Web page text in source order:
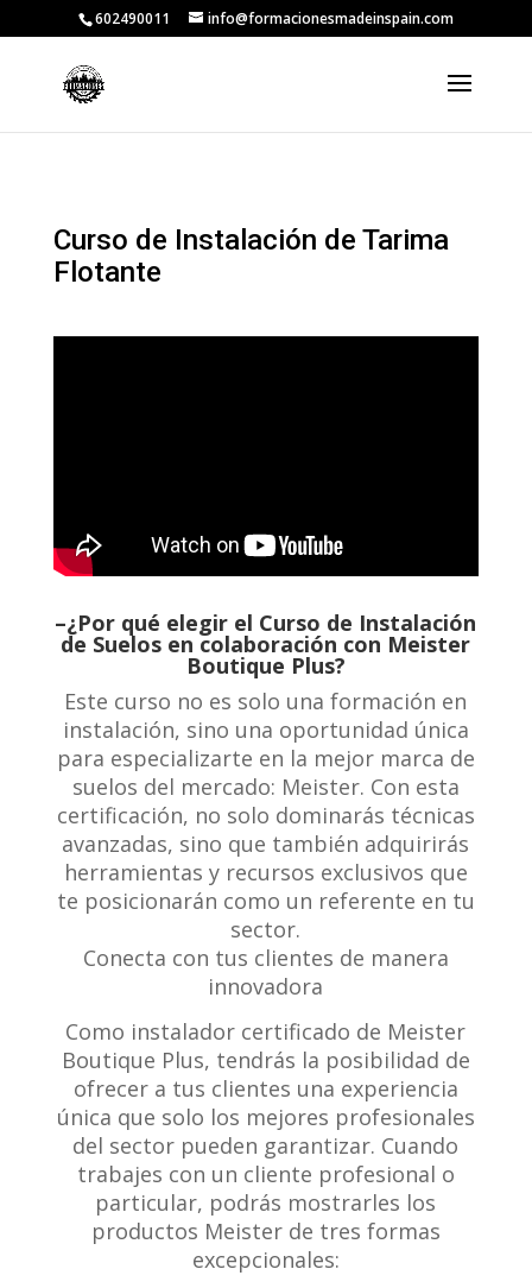
602490011 info@formacionesmadeinspain.com
Curso de Instalación de Tarima
Flotante
–¿Por qué elegir el Curso de Instalación
de Suelos en colaboración con Meister
Boutique Plus?
Este curso no es solo una formación en
instalación, sino una oportunidad única
para especializarte en la mejor marca de
suelos del mercado: Meister. Con esta
certificación, no solo dominarás técnicas
avanzadas, sino que también adquirirás
herramientas y recursos exclusivos que
te posicionarán como un referente en tu
sector.
Conecta con tus clientes de manera
innovadora
Como instalador certificado de Meister
Boutique Plus, tendrás la posibilidad de
ofrecer a tus clientes una experiencia
única que solo los mejores profesionales
del sector pueden garantizar. Cuando
trabajes con un cliente profesional o
particular, podrás mostrarles los
productos Meister de tres formas
excepcionales: